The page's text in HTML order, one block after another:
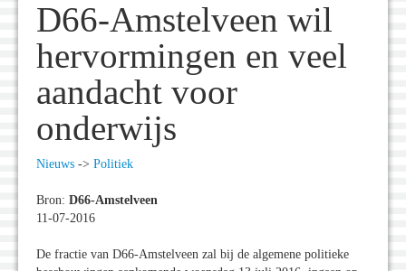
D66-Amstelveen wil
hervormingen en veel
aandacht voor
onderwijs
Nieuws -> Politiek
Bron: D66-Amstelveen
11-07-2016
De fractie van D66-Amstelveen zal bij de algemene politieke